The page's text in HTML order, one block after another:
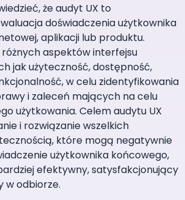
że audyt UX to
doświadczenia użytkownika
aplikacji lub produktu.
aspektów interfejsu
jak użyteczność, dostępność,
w celu zidentyfikowania
i zaleceń mających na celu
użytkowania. Celem audytu UX
i rozwiązanie wszelkich
które mogą negatywnie
użytkownika końcowego,
efektywny, satysfakcjonujący
w odbiorze.